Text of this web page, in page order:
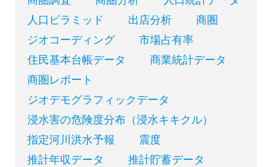
人口ピラミッド
出店分析
商圏
ジオコーディング
市場占有率
住民基本台帳データ
商業統計データ
商圏レポート
ジオデモグラフィックデータ
浸水害の危険度分布（浸水キキクル）
指定河川洪水予報
震度
推計年収データ
推計貯蓄データ